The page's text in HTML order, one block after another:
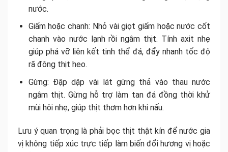
nước.
Giấm hoặc chanh: Nhỏ vài giọt giấm hoặc nước cốt
chanh vào nước lạnh rồi ngâm thịt. Tính axit nhẹ
giúp phá vỡ liên kết tinh thể đá, đẩy nhanh tốc độ
rã đông thịt heo.
Gừng: Đập dập vài lát gừng thả vào thau nước
ngâm thịt. Gừng hỗ trợ làm tan đá đồng thời khử
mùi hôi nhẹ, giúp thịt thơm hơn khi nấu.
Lưu ý quan trọng là phải bọc thịt thật kín để nước gia
vị không tiếp xúc trực tiếp làm biến đổi hương vị hoặc